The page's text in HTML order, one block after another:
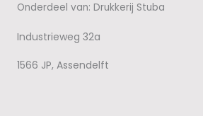
Onderdeel van: Drukkerij Stuba
Industrieweg 32a
1566 JP, Assendelft